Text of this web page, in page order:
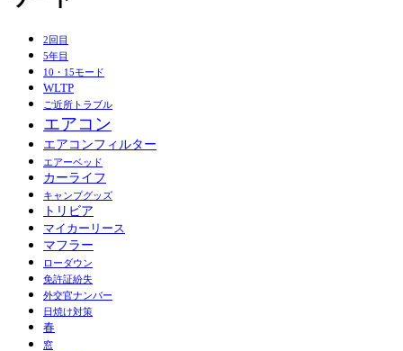
2回目
5年目
10・15モード
WLTP
ご近所トラブル
エアコン
エアコンフィルター
エアーベッド
カーライフ
キャンプグッズ
トリビア
マイカーリース
マフラー
ローダウン
免許証紛失
外交官ナンバー
日焼け対策
春
窓